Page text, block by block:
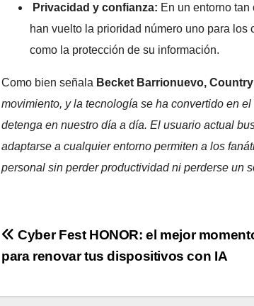
Privacidad y confianza: En un entorno
han vuelto la prioridad número uno para
como la protección de su información.
Como bien señala Becket Barrionuevo,
movimiento, y la tecnología se ha convertido en
detenga en nuestro día a día. El usuario actual
adaptarse a cualquier entorno permiten a los
personal sin perder productividad ni perderse un
Navegación
de
entradas
Cyber Fest HONOR: el mejor
para renovar tus dispositivos con IA